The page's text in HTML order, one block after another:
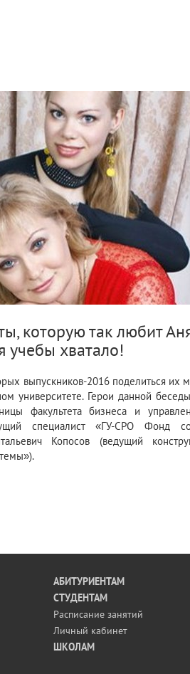
которую так любит
учебы хватало!
выпускников-2016 поделиться их
университете. Герои данной
факультета бизнеса и
специалист «ГУ-СРО Фонд
Копосов (ведущий
АБИТУРИЕНТАМ
СТУДЕНТАМ
Расписание занятий
Личный кабинет
ШКОЛАМ